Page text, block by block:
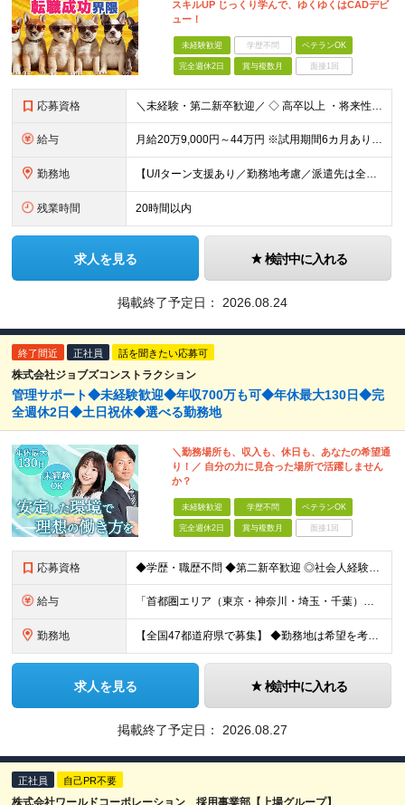
スキルUP じっくり学んで、ゆくゆくはCADデビ
ュー！
未経験歓迎 学歴不問 ベテランOK
完全週休2日 賞与複数月 面接1回
応募資格 ＼未経験・第二新卒歓迎／ ◇ 高卒以上 ・将来性がありそうだと思ったから ・正社員としてしっかり稼ぎたい ・手に職つけたくて など志望理由は何でもOK！ 仕事は1からレクチャーしますので、 全くの未
給与 月給20万9,000円～44万円 ※試用期間6カ月あり（期間中の待遇に変更なし） ※経験・能力・前給を考慮の上、決定いたします ※時間外手当100％支給 ※派遣就業先が変更となる場合には、就業規則、
勤務地 【U/Iターン支援あり／勤務地考慮／派遣先は全国36都府県】 引越補助、社員寮、住宅手当制度あり。U/Iターンも歓迎です！ ■東北エリア／青森・岩手・宮城・秋田・山形・福島 ■関東エリア／東京・埼玉
残業時間 20時間以内
求人を見る 検討中に入れる
掲載終了予定日： 2026.08.24
終了間近 正社員 話を聞きたい応募可
株式会社ジョブズコンストラクション
管理サポート◆未経験歓迎◆年収700万も可◆年休最大130日◆完
全週休2日◆土日祝休◆選べる勤務地
＼勤務場所も、収入も、休日も、あなたの希望通
り！／ 自分の力に見合った場所で活躍しません
か？
未経験歓迎 学歴不問 ベテランOK
完全週休2日 賞与複数月 面接1回
応募資格 ◆学歴・職歴不問 ◆第二新卒歓迎 ◎社会人経験10～20年以上ある方も活躍中！ ◎これまでの学歴・職歴・転職回数等は一切問いません！ 正社員経験の有無は問わないため、不安がある方も、まずはご相談くだ
給与 「首都圏エリア（東京・神奈川・埼玉・千葉）」 ◆月給25万円～50万円＋各種手当 「首都圏以外のエリア」 ◆月給23万円～50万円＋各種手当 ・あなたの給与は、これまでの経験や能力を考慮の上、決定
勤務地 【全国47都道府県で募集】 ◆勤務地は希望を考慮 ◆転勤なし ◆U・I・Jターン歓迎！ 配属先は以下いずれかのプロジェクト先となります。 ＼積極採用中／ 関東：東京都、神奈川県、埼玉県、千葉県 東
求人を見る 検討中に入れる
掲載終了予定日： 2026.08.27
正社員 自己PR不要
株式会社ワールドコーポレーション 採用事業部【上場グループ】